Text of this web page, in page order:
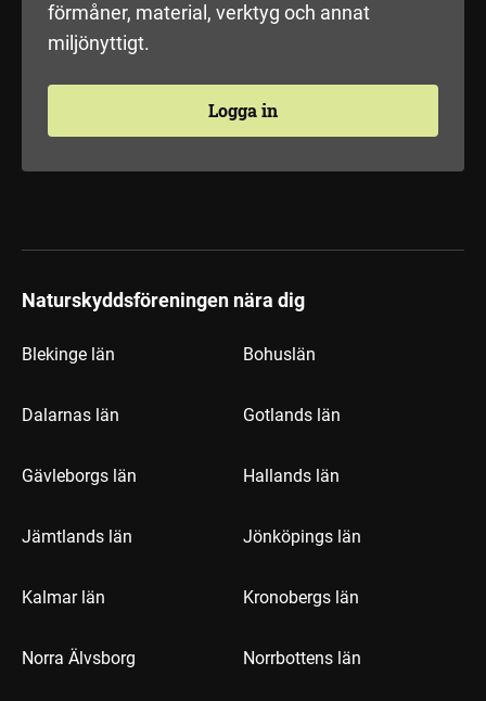
förmåner, material, verktyg och annat
miljönyttigt.
Logga in
Naturskyddsföreningen nära dig
Blekinge län Bohuslän
Dalarnas län Gotlands län
Gävleborgs län Hallands län
Jämtlands län Jönköpings län
Kalmar län Kronobergs län
Norra Älvsborg Norrbottens län